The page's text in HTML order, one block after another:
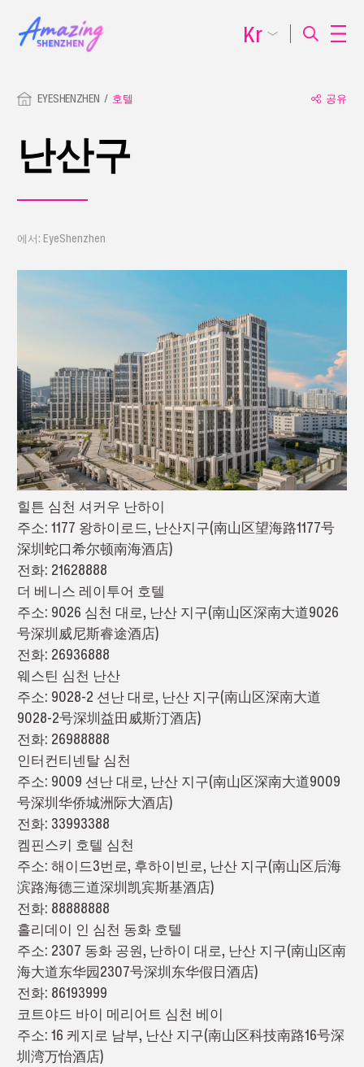
EYESHENZHEN 호텔 공유
난산구
에서: EyeShenzhen
힐튼 심천 셔커우 난하이
주소: 1177 왕하이로드, 난산지구(南山区望海路1177号
深圳蛇口希尔顿南海酒店)
전화: 21628888
더 베니스 레이투어 호텔
주소: 9026 심천 대로, 난산 지구(南山区深南大道9026
号深圳威尼斯睿途酒店)
전화: 26936888
웨스틴 심천 난산
주소: 9028-2 션난 대로, 난산 지구(南山区深南大道
9028-2号深圳益田威斯汀酒店)
전화: 26988888
인터컨티넨탈 심천
주소: 9009 션난 대로, 난산 지구(南山区深南大道9009
号深圳华侨城洲际大酒店)
전화: 33993388
켐핀스키 호텔 심천
주소: 해이드3번로, 후하이빈로, 난산 지구(南山区后海
滨路海德三道深圳凯宾斯基酒店)
전화: 88888888
홀리데이 인 심천 동화 호텔
주소: 2307 동화 공원, 난하이 대로, 난산 지구(南山区南
海大道东华园2307号深圳东华假日酒店)
전화: 86193999
코트야드 바이 메리어트 심천 베이
주소: 16 케지로 남부, 난산 지구(南山区科技南路16号深
圳湾万怡酒店)
Kr